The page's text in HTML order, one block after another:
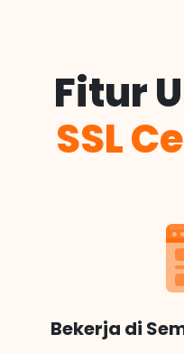
Fitur
SSL
Bekerja di